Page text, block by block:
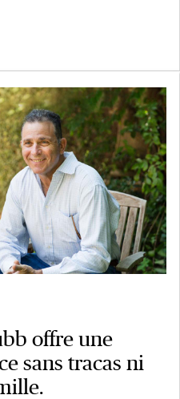
offre une
sans tracas ni